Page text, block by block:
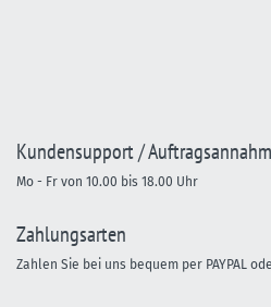
Kundensupport /
Mo - Fr von 10.00 bis 18.00 Uhr
Zahlungsarten
Zahlen Sie bei uns bequem per PAYPAL